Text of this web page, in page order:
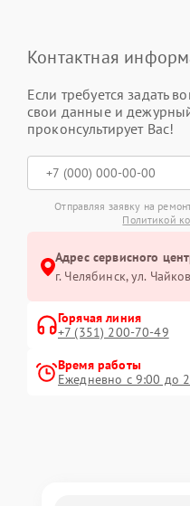
Контактная
Если требуется задать
свои данные и
проконсультирует Вас!
Отправляя заявку на
Политикой
Адрес сервисного
г. Челябинск, ул.
Горячая линия
+7 (351) 200-70-49
Время работы
Ежедневно с 9:00 до